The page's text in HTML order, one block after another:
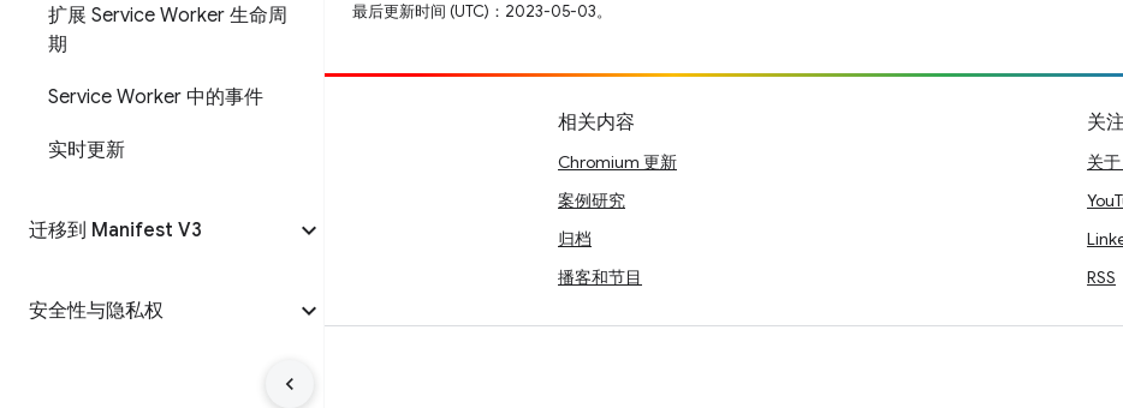
扩展 Service Worker 生命周
期
Service Worker 中的事件
实时更新
迁移到 Manifest V3
安全性与隐私权
最后更新时间 (UTC)：2023-05-03。
提交 bug
相关内容
Chromium 更新
案例研究
归档
播客和节目
关
关
RSS
Manage cookies